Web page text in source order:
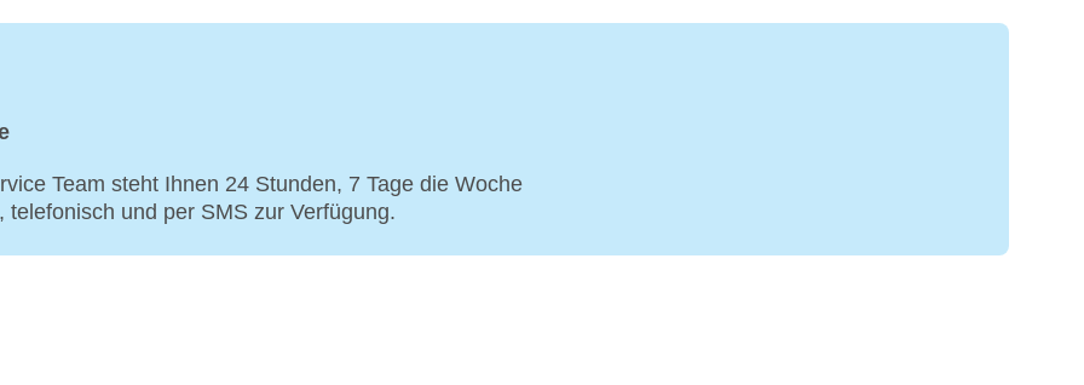
Team steht Ihnen 24 Stunden, 7 Tage die Woche
und per SMS zur Verfügung.